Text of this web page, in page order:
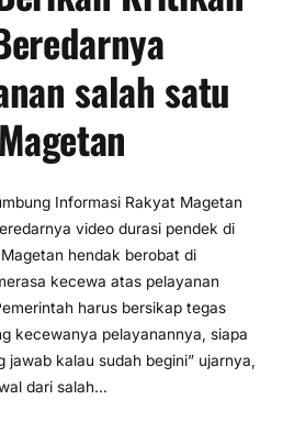
salah satu
Informasi Rakyat Magetan
video durasi pendek di
hendak berobat di
kecewa atas pelayanan
harus bersikap tegas
kecewanya pelayanannya, siapa
kalau sudah begini” ujarnya,
dari salah…